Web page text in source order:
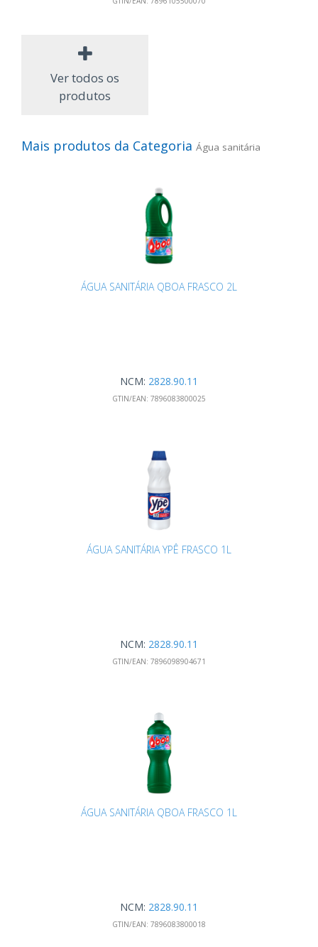
Ver todos os
produtos
Mais produtos da Categoria Água sanitária
ÁGUA SANITÁRIA QBOA FRASCO 2L
NCM: 2828.90.11
GTIN/EAN: 7896083800025
ÁGUA SANITÁRIA YPÊ FRASCO 1L
NCM: 2828.90.11
GTIN/EAN: 7896098904671
ÁGUA SANITÁRIA QBOA FRASCO 1L
NCM: 2828.90.11
GTIN/EAN: 7896083800018